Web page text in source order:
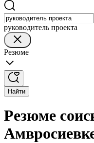
руководитель проекта
Резюме
Найти
Резюме